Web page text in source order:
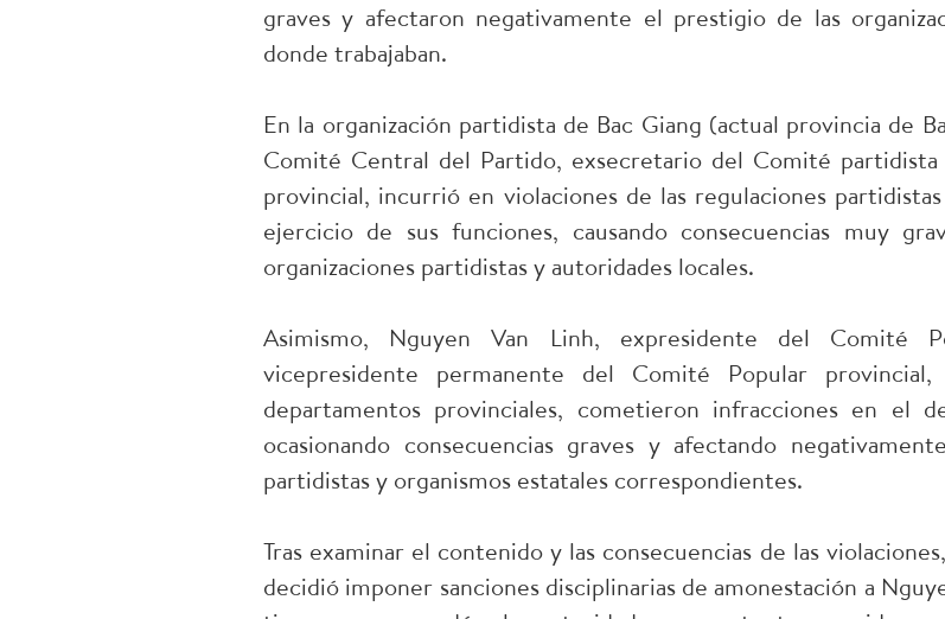
graves y afectaron negativamente el prestigio de las
donde trabajaban.
En la organización partidista de Bac Giang (actual provincia de
Comité Central del Partido, exsecretario del Comité
provincial, incurrió en violaciones de las regulaciones
ejercicio de sus funciones, causando consecuencias muy
organizaciones partidistas y autoridades locales.
Asimismo, Nguyen Van Linh, expresidente del Comité
vicepresidente permanente del Comité Popular
departamentos provinciales, cometieron infracciones en el
ocasionando consecuencias graves y afectando
partidistas y organismos estatales correspondientes.
Tras examinar el contenido y las consecuencias de las
decidió imponer sanciones disciplinarias de amonestación a